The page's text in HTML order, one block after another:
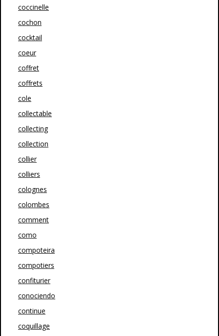
coccinelle
cochon
cocktail
coeur
coffret
coffrets
cole
collectable
collecting
collection
collier
colliers
colognes
colombes
comment
como
compoteira
compotiers
confiturier
conociendo
continue
coquillage